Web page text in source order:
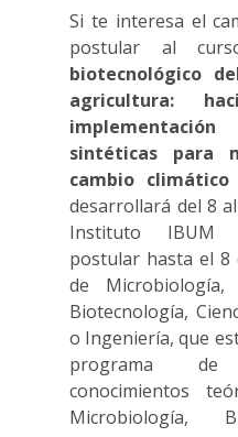
Si te interesa el
postular al
biotecnológico
agricultura:
sintéticas para
cambio
desarrollará del 8
Instituto IBUM
postular hasta el 8
de Microbiología,
Biotecnología,
o Ingeniería, que
programa
conocimientos
Microbiología,